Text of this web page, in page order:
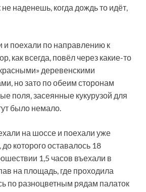
наденешь, когда дождь то идёт,
и поехали по направлению к
как всегда, повёл через какие-то
деревенскими
но зато по обеим сторонам
поля, засеянные кукурузой для
было немало.
на шоссе и поехали уже
которого оставалось 18
1,5 часов въехали в
на площадь, где проходила
по разноцветным рядам палаток